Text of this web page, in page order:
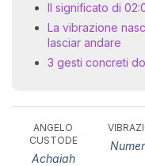
Il significato di
La vibrazione
lasciar andare
3 gesti concreti
ANGELO
CUSTODE
Achaiah